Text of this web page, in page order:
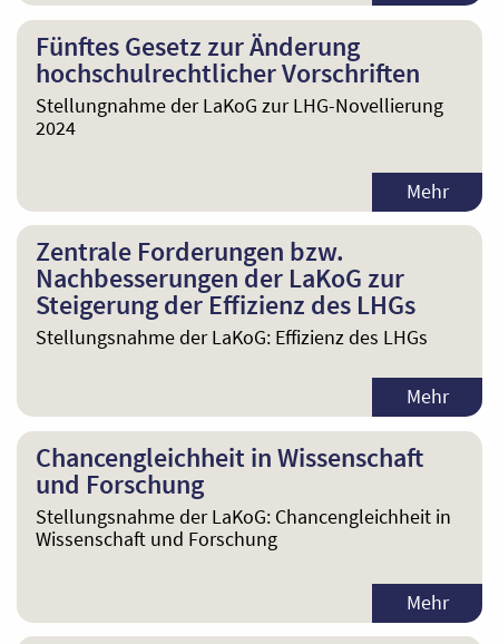
Fünftes Gesetz zur Änderung
hochschulrechtlicher Vorschriften
Stellungnahme der LaKoG zur LHG-Novellierung
2024
Mehr
Zentrale Forderungen bzw.
Nachbesserungen der LaKoG zur
Steigerung der Effizienz des LHGs
Stellungsnahme der LaKoG: Effizienz des LHGs
Mehr
Chancengleichheit in Wissenschaft
und Forschung
Stellungsnahme der LaKoG: Chancengleichheit in
Wissenschaft und Forschung
Mehr